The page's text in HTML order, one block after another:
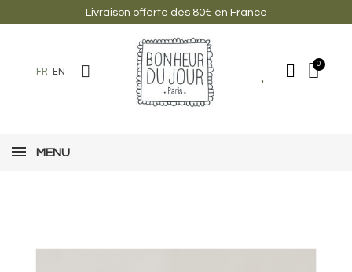
Livraison offerte dès 80€ en France
FR EN
MENU